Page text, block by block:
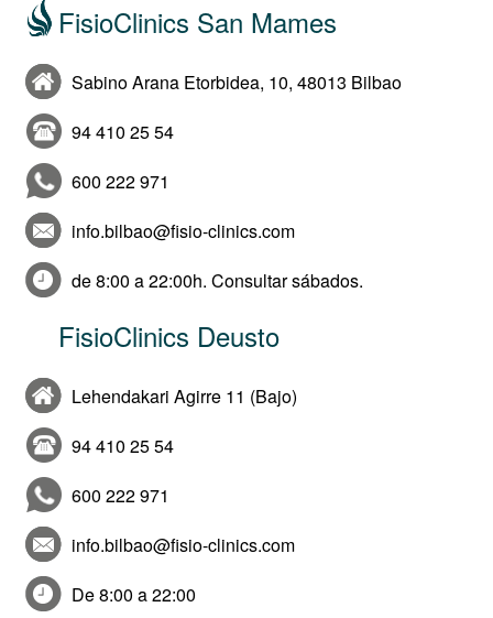
FisioClinics San Mames
Sabino Arana Etorbidea, 10, 48013 Bilbao
94 410 25 54
600 222 971
info.bilbao@fisio-clinics.com
de 8:00 a 22:00h. Consultar sábados.
FisioClinics Deusto
Lehendakari Agirre 11 (Bajo)
94 410 25 54
600 222 971
info.bilbao@fisio-clinics.com
De 8:00 a 22:00